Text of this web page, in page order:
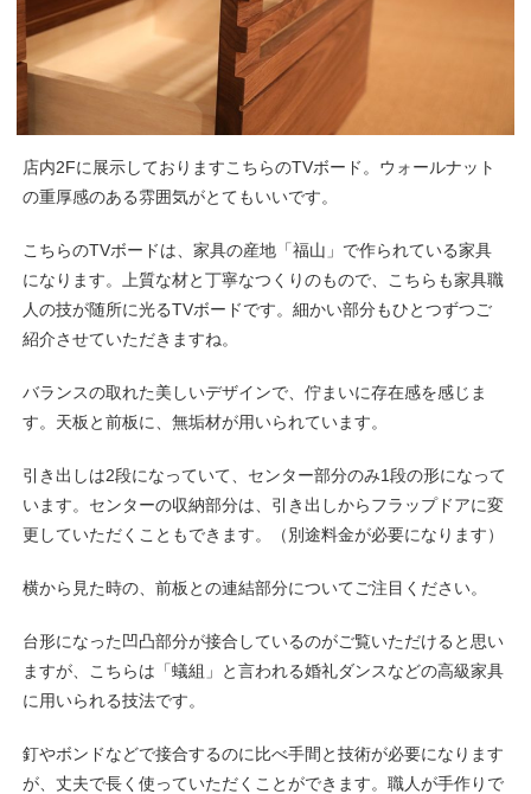
店内2Fに展示しておりますこちらのTVボード。ウォールナット
の重厚感のある雰囲気がとてもいいです。
こちらのTVボードは、家具の産地「福山」で作られている家具
になります。上質な材と丁寧なつくりのもので、こちらも家具職
人の技が随所に光るTVボードです。細かい部分もひとつずつご
紹介させていただきますね。
バランスの取れた美しいデザインで、佇まいに存在感を感じま
す。天板と前板に、無垢材が用いられています。
引き出しは2段になっていて、センター部分のみ1段の形になって
います。センターの収納部分は、引き出しからフラップドアに変
更していただくこともできます。（別途料金が必要になります）
横から見た時の、前板との連結部分についてご注目ください。
台形になった凹凸部分が接合しているのがご覧いただけると思い
ますが、こちらは「蟻組」と言われる婚礼ダンスなどの高級家具
に用いられる技法です。
釘やボンドなどで接合するのに比べ手間と技術が必要になります
が、丈夫で長く使っていただくことができます。職人が手作りで